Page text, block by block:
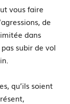
vous faire
de
dans
subir de vol
qu’ils soient